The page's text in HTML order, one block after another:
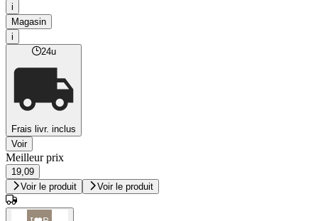
i
Magasin
i
24u
Frais livr. inclus
Voir
Meilleur prix
19,09
Voir le produit
Voir le produit